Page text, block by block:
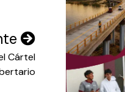
Cártel